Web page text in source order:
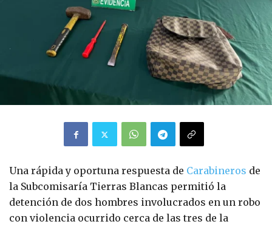
Una rápida y oportuna respuesta de Carabineros de
la Subcomisaría Tierras Blancas permitió la
detención de dos hombres involucrados en un robo
con violencia ocurrido cerca de las tres de la